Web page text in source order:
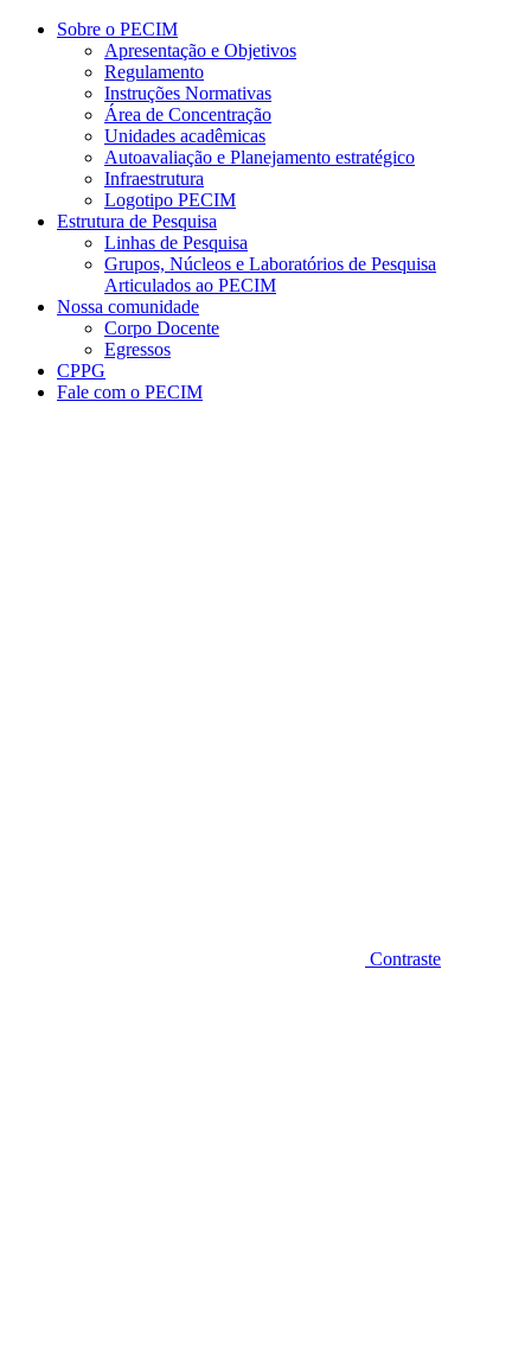
Conteúdo principal Menu principal
Sobre o PECIM
Apresentação e Objetivos
Regulamento
Instruções Normativas
Área de Concentração
Unidades acadêmicas
Autoavaliação e Planejamento estratégico
Infraestrutura
Logotipo PECIM
Estrutura de Pesquisa
Linhas de Pesquisa
Grupos, Núcleos e Laboratórios de Pesquisa
Articulados ao PECIM
Nossa comunidade
Corpo Docente
Egressos
CPPG
Fale com o PECIM
Contraste